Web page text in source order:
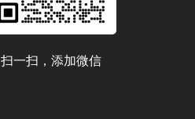
扫一扫，添加微信